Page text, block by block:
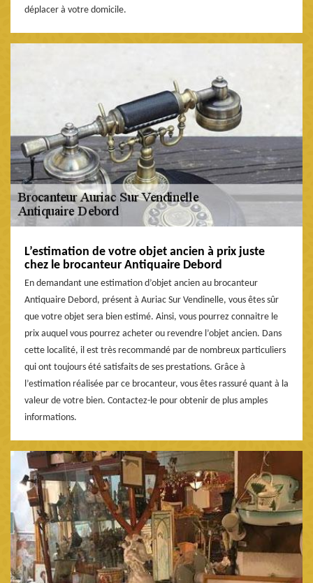
déplacer à votre domicile.
L’estimation de votre objet ancien à prix juste
chez le brocanteur Antiquaire Debord
En demandant une estimation d’objet ancien au brocanteur
Antiquaire Debord, présent à Auriac Sur Vendinelle, vous êtes sûr
que votre objet sera bien estimé. Ainsi, vous pourrez connaitre le
prix auquel vous pourrez acheter ou revendre l’objet ancien. Dans
cette localité, il est très recommandé par de nombreux particuliers
qui ont toujours été satisfaits de ses prestations. Grâce à
l’estimation réalisée par ce brocanteur, vous êtes rassuré quant à la
valeur de votre bien. Contactez-le pour obtenir de plus amples
informations.